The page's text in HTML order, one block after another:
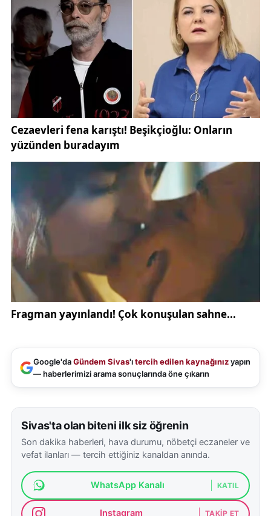
koordinasyonu ve hızlı müdahalesi, olası bir
olumsuzluğun önüne geçti. İl genelinde yürütülen
karla mücadele faaliyetleri hakkında detaylı bilgilere
Sivas İl Özel İdaresi
nin resmi internet sitesi olan
https://www.sivasozelidare.gov.tr adresinden
ulaşılabiliyor.
Yolun açılmasının ardından sağlık ekipleri hastaya
ulaştı. İlk müdahalesi ikametinde yapılan vatandaş,
sedyeyle ambulansa alındı. Daha sonra ambulansla
en yakın hastaneye sevk edilen hasta, burada
tedavi altına alındı. Yetkililer, hastanın sağlık
durumunun yakından takip edildiğini bildirdi. Sağlık
hizmetlerinin kesintisiz sürdürülebilmesi için
yürütülen çalışmalar hakkında resmi bilgilere
https://www.saglik.gov.tr
adresinden erişilebiliyor.
Yaşanan olay, Sivas köy yollarında karla mücadele
acil sağlık hizmetlerive kurumlar arası iş birliğinin
ne kadar hayati olduğunu bir kez daha gösterdi.
vatandaşların sağlık hizmetlerine erişiminin
sağlanması için yürütülen çalışmalar, olası can
kayıplarının önüne geçiyor. Sivas genelindeki
gündemve Sivas haberlerikategorilerinden takip
etmek mümkün.
Google'daGündem Sivas'ıtercih edilen kaynağınızyapın
— haberlerimizi arama sonuçlarında öne çıkarın
Sivas'ta olan biteni ilk siz öğrenin
Son dakika haberleri, hava durumu, nöbetçi eczaneler ve
vefat ilanları — tercih ettiğiniz kanaldan anında.
WhatsApp Kanalı KATIL
Instagram TAKIP ET